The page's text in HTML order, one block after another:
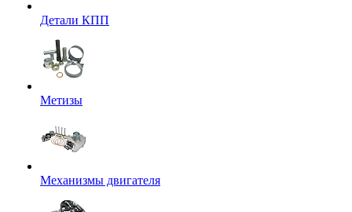
Детали КПП
Метизы
Механизмы двигателя